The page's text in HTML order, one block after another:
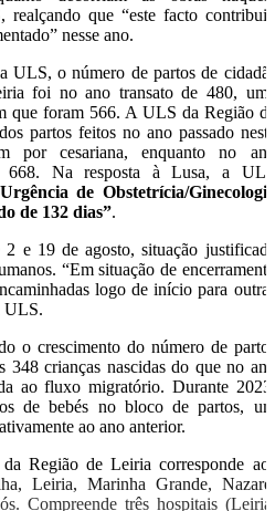
realçando que “este facto contribuiu
nesse ano.
ULS, o número de partos de cidadãs
foi no ano transato de 480, uma
que foram 566. A ULS da Região de
partos feitos no ano passado nesta
por cesariana, enquanto no ano
668. Na resposta à Lusa, a ULS
de Obstetrícia/Ginecologia
de 132 dias”.
e 19 de agosto, situação justificada
“Em situação de encerramento
logo de início para outras
ULS.
o crescimento do número de partos
348 crianças nascidas do que no ano
ao fluxo migratório. Durante 2023,
de bebés no bloco de partos, um
ao ano anterior.
Região de Leiria corresponde aos
Leiria, Marinha Grande, Nazaré,
Compreende três hospitais (Leiria,